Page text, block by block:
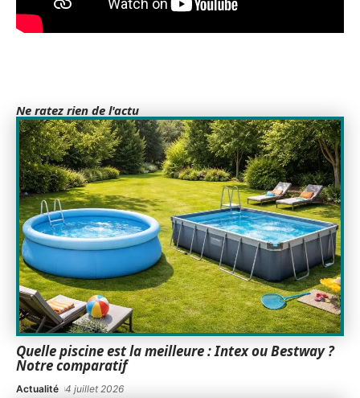
Ne ratez rien de l'actu
Quelle piscine est la meilleure : Intex ou Bestway ?
Notre comparatif
Actualité 4 juillet 2026